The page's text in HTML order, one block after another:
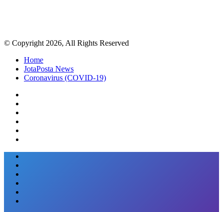
© Copyright 2026, All Rights Reserved
Home
JotaPosta News
Coronavirus (COVID-19)
Facebook
Twitter
Google+
WhatsApp
Telegram
Viber
Close